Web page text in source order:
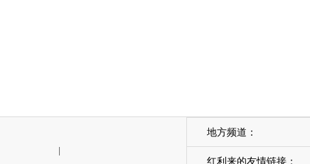
地方频道：
红利来的友情链接：